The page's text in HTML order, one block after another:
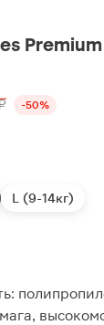
-50%
L (9-14кг)